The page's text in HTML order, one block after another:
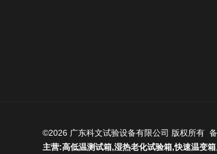
©2026 广东科文试验设备有限公司 版权所有 备
主营:高低温测试箱,湿热老化试验箱,快速温变箱